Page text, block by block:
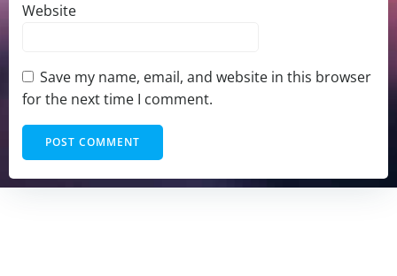
Website
Save my name, email, and website in this browser
for the next time I comment.